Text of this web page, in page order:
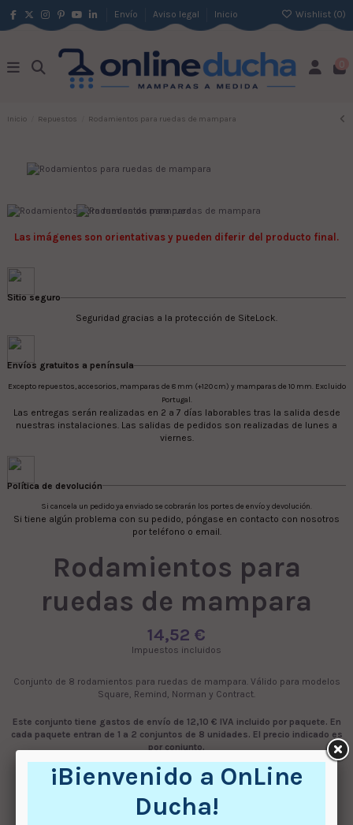
Envío Aviso legal Inicio Wishlist (0)
Inicio Repuestos Rodamientos para ruedas de mampara
Las imágenes son orientativas y pueden diferir del producto final.
Sitio seguro
Seguridad gracias a la protección de SiteLock.
Envíos gratuitos a península
Excepto repuestos, accesorios, mamparas de 8 mm (+120 cm) y mamparas de 10 mm. Excluido
Portugal.
Las entregas serán realizadas en 2 a 7 días laborables tras la salida desde
nuestras instalaciones. Las salidas de pedidos son realizadas de lunes a
viernes.
Política de devolución
Si cancela un pedido ya enviado se cobrarán los portes de envío y devolución.
Si tiene algún problema con su pedido, póngase en contacto con nosotros
por teléfono o email.
Rodamientos para
ruedas de mampara
14,52 €
Impuestos incluidos
Conjunto de 8 rodamientos para ruedas de mampara. Válido para modelos
Square, Remind, Norman y Contract.
Este conjunto tiene gastos de envío de 12,10 € IVA incluido por paquete. En
cada paquete entran de 1 a 2 conjuntos de 8 unidades. El precio indicado es
por conjunto.
¡Bienvenido a OnLine
Ducha!